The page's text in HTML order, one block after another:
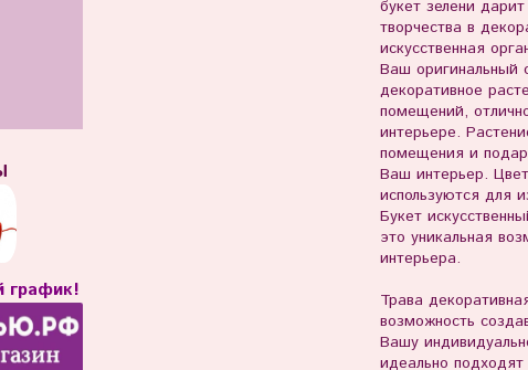
букет зелени
творчества в
искусственная
Ваш оригинальный
декоративное
помещений,
интерьере.
помещения и
Ваш интерьер.
используются для
Букет
это уникальная
интерьера.
Трава
возможность
Вашу
идеально